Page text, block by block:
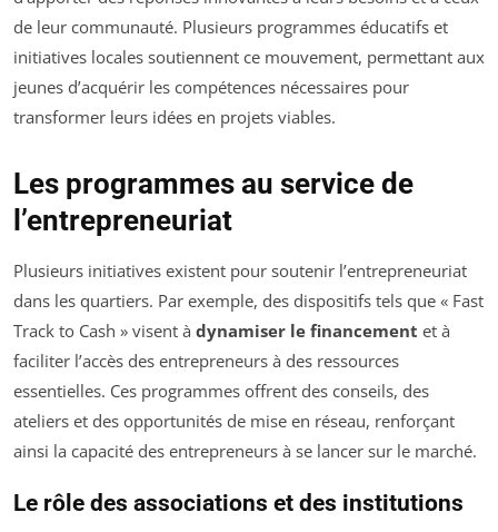
de leur communauté. Plusieurs programmes éducatifs et
initiatives locales soutiennent ce mouvement, permettant aux
jeunes d’acquérir les compétences nécessaires pour
transformer leurs idées en projets viables.
Les programmes au service de
l’entrepreneuriat
Plusieurs initiatives existent pour soutenir l’entrepreneuriat
dans les quartiers. Par exemple, des dispositifs tels que « Fast
Track to Cash » visent à dynamiser le financement et à
faciliter l’accès des entrepreneurs à des ressources
essentielles. Ces programmes offrent des conseils, des
ateliers et des opportunités de mise en réseau, renforçant
ainsi la capacité des entrepreneurs à se lancer sur le marché.
Le rôle des associations et des institutions